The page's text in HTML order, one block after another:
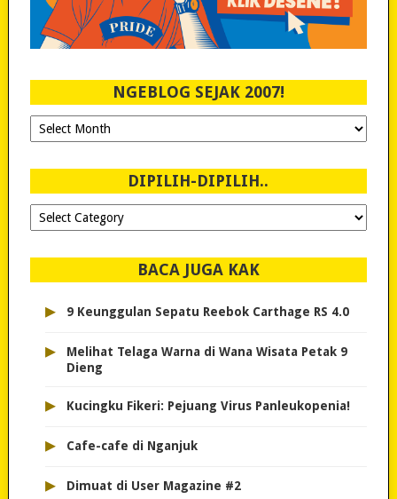
NGEBLOG SEJAK 2007!
Ngeblog
Sejak
DIPILIH-DIPILIH..
Dipilih-
dipilih..
BACA JUGA KAK
▸ 9 Keunggulan Sepatu Reebok Carthage RS 4.0
▸
Melihat Telaga Warna di Wana Wisata Petak 9
Dieng
▸ Kucingku Fikeri: Pejuang Virus Panleukopenia!
▸ Cafe-cafe di Nganjuk
▸ Dimuat di User Magazine #2